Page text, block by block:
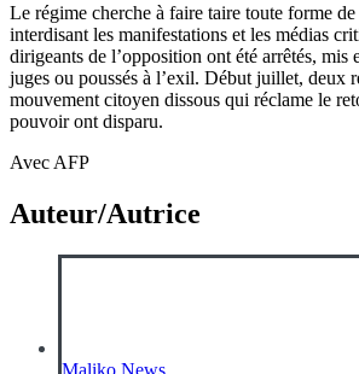
Le régime cherche à faire taire toute forme
interdisant les manifestations et les médias
dirigeants de l’opposition ont été arrêtés, mis
juges ou poussés à l’exil. Début juillet, deux
mouvement citoyen dissous qui réclame le
pouvoir ont disparu.
Avec AFP
Auteur/Autrice
Maliko News